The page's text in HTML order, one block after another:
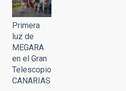
Primera
luz de
MEGARA
en el Gran
Telescopio
CANARIAS